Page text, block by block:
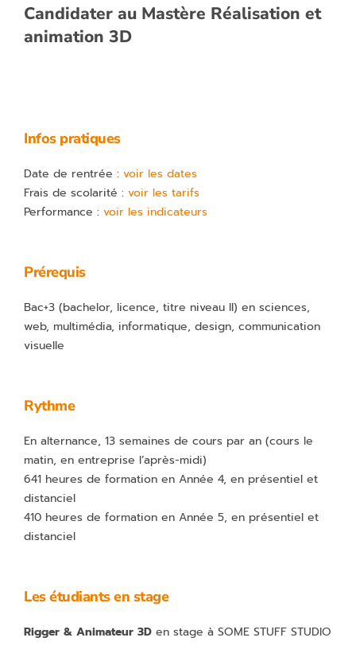
Candidater au Mastère Réalisation et
animation 3D
Infos pratiques
Date de rentrée : voir les dates
Frais de scolarité : voir les tarifs
Performance : voir les indicateurs
Prérequis
Bac+3 (bachelor, licence, titre niveau II) en sciences,
web, multimédia, informatique, design, communication
visuelle
Rythme
En alternance, 13 semaines de cours par an (cours le
matin, en entreprise l’après-midi)
641 heures de formation en Année 4, en présentiel et
distanciel
410 heures de formation en Année 5, en présentiel et
distanciel
Les étudiants en stage
Rigger & Animateur 3D en stage à SOME STUFF STUDIO